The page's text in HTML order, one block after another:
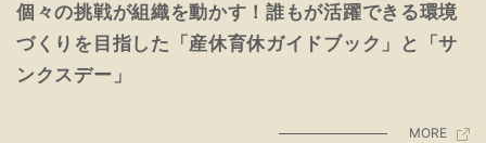
個々の挑戦が組織を動かす！誰もが活躍できる環境
づくりを目指した「産休育休ガイドブック」と「サ
ンクスデー」
MORE